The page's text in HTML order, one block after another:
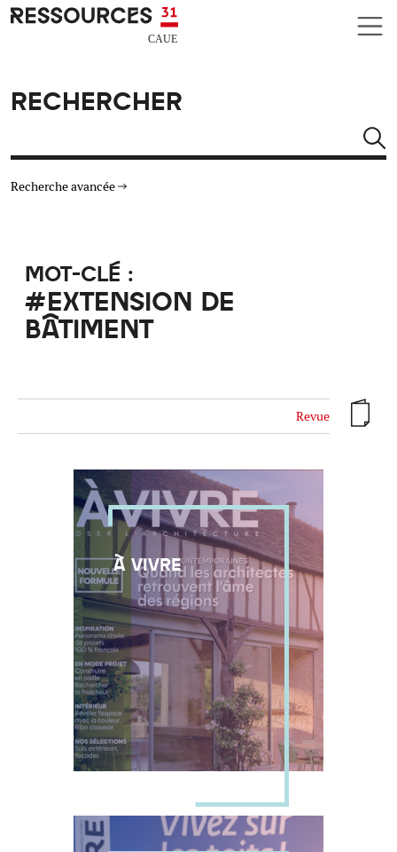
Aller au contenu principal
CAUE RESSOURCES 31
RECHERCHER
Recherche avancée
TYPE DE RESSOURCES
MATÉRIAUX
Réinitialiser Fermer la recherche avancée
MOT-CLÉ :
#EXTENSION DE
BÂTIMENT
Revue
À VIVRE